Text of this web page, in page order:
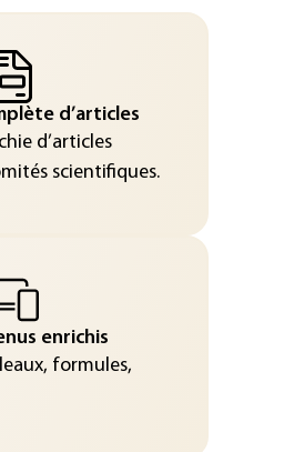
d’articles
d’articles
scientifiques.
enrichis
formules,